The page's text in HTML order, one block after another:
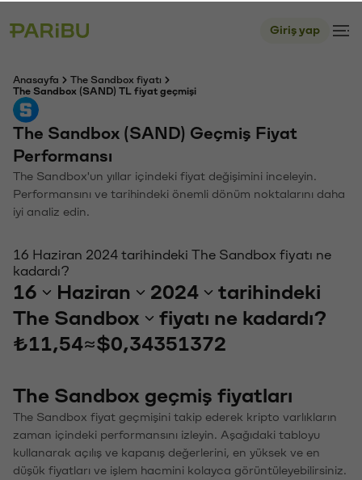
Giriş yap
Anasayfa
The Sandbox fiyatı
The Sandbox (SAND) TL fiyat geçmişi
The Sandbox (SAND) Geçmiş Fiyat
Performansı
The Sandbox'un yıllar içindeki fiyat değişimini inceleyin.
Performansını ve tarihindeki önemli dönüm noktalarını daha
iyi analiz edin.
16 Haziran 2024 tarihindeki The Sandbox fiyatı ne
kadardı?
16 Haziran 2024
tarihindeki
The Sandbox
fiyatı ne kadardı?
₺11,54≈$0,34351372
The Sandbox geçmiş fiyatları
The Sandbox fiyat geçmişini takip ederek kripto varlıkların
zaman içindeki performansını izleyin. Aşağıdaki tabloyu
kullanarak açılış ve kapanış değerlerini, en yüksek ve en
düşük fiyatları ve işlem hacmini kolayca görüntüleyebilirsiniz.